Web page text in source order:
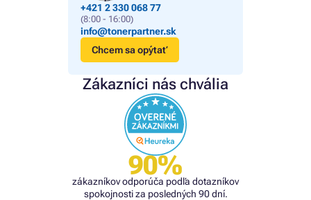
+421 2 330 068 77
(8:00 - 16:00)
info@tonerpartner.sk
Chcem sa opýtať
Zákazníci nás chvália
90%
zákazníkov odporúča podľa dotazníkov
spokojnosti za posledných 90 dní.